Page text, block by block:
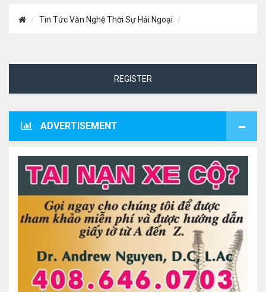
Tin Tức Văn Nghệ Thời Sự Hải Ngoại
REGISTER
ADVERTISEMENT